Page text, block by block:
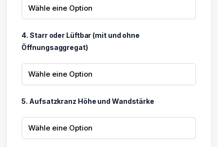
4. Starr oder Lüftbar (mit und ohne
Öffnungsaggregat)
5. Aufsatzkranz Höhe und Wandstärke